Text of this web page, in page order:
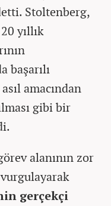
Stoltenberg,
yıllık
başarılı
amacından
gibi bir
alanının zor
gerçekçi